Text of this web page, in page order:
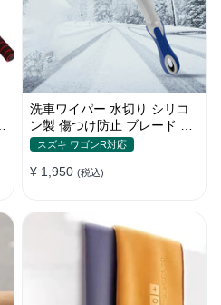
洗車ワイパー 水切り シリコ
ン製 傷つけ防止 ブレード 雪
スクレーパーツール
スズキ ワゴンR対応
¥ 1,950 (税込)